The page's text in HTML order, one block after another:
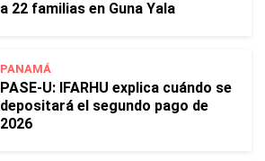
a 22 familias en Guna Yala
PANAMÁ
PASE-U: IFARHU explica cuándo se
depositará el segundo pago de
2026